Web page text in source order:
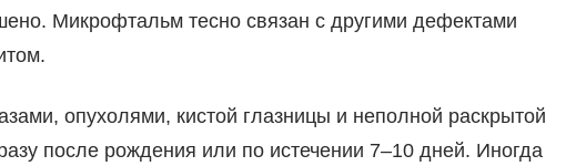
Микрофтальм тесно связан с другими дефектами
опухолями, кистой глазницы и неполной раскрытой
после рождения или по истечении 7–10 дней. Иногда